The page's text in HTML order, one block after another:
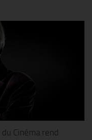
Cinéma rend